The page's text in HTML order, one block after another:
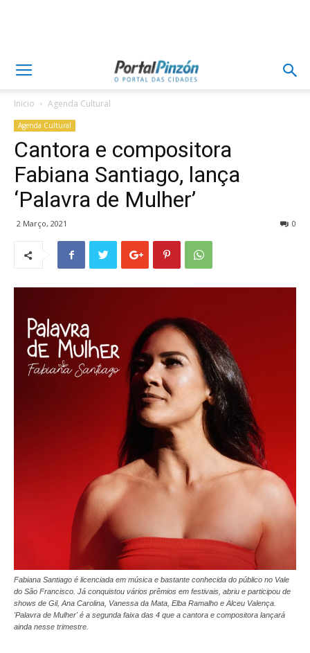
Inicio Agenda Cultural
Agenda Cultural
Cantora e compositora
Fabiana Santiago, lança
‘Palavra de Mulher’
2 Março, 2021 0
Fabiana Santiago é licenciada em música e bastante conhecida do público no Vale
do São Francisco. Já conquistou vários prêmios em festivais, abriu e participou de
shows de Gil, Ana Carolina, Vanessa da Mata, Elba Ramalho e Alceu Valença.
'Palavra de Mulher' é a segunda faixa das 4 que a cantora e compositora lançará
ainda nesse trimestre.